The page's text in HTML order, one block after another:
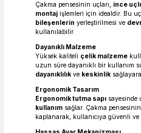
Çakma pensesinin uçları, ince
montaj işlemleri için idealdir. Bu
bileşenlerin yerleştirilmesi ve
kullanılabilir.
Dayanıklı Malzeme
Yüksek kaliteli çelik malzeme
uzun süre dayanıklı bir kullanım
dayanıklılık ve keskinlik
Ergonomik Tasarım
Ergonomik tutma sapı sayesinde
kullanım sağlar. Çakma
kaplanarak, kullanıcıya güvenli